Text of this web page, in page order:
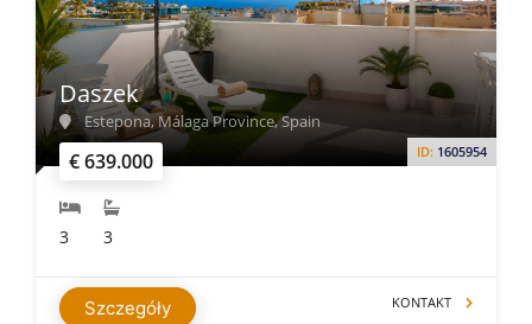
€ 639.000 ID: 1605954
Daszek
Estepona, Málaga Province, Spain
3 3
Szczegóły KONTAKT